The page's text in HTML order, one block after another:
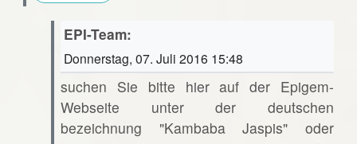
EPI-Team:
Donnerstag, 07. Juli 2016 15:48
suchen Sie bitte hier auf der Epigem-
Webseite unter der deutschen
bezeichnung "Kambaba Jaspis" oder